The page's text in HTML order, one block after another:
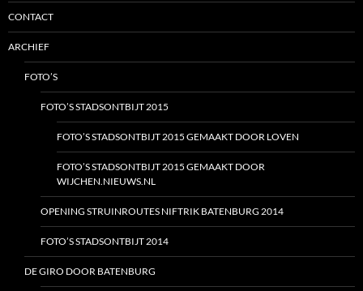
CONTACT
ARCHIEF
FOTO’S
FOTO’S STADSONTBIJT 2015
FOTO’S STADSONTBIJT 2015 GEMAAKT DOOR LOVEN
FOTO’S STADSONTBIJT 2015 GEMAAKT DOOR
WIJCHEN.NIEUWS.NL
OPENING STRUINROUTES NIFTRIK BATENBURG 2014
FOTO’S STADSONTBIJT 2014
DE GIRO DOOR BATENBURG